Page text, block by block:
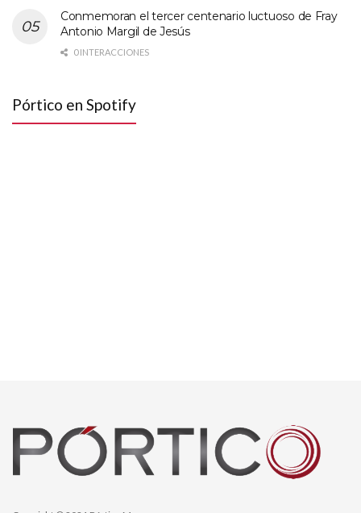
Conmemoran el tercer centenario luctuoso de Fray
Antonio Margil de Jesús
0 INTERACCIONES
Pórtico en Spotify